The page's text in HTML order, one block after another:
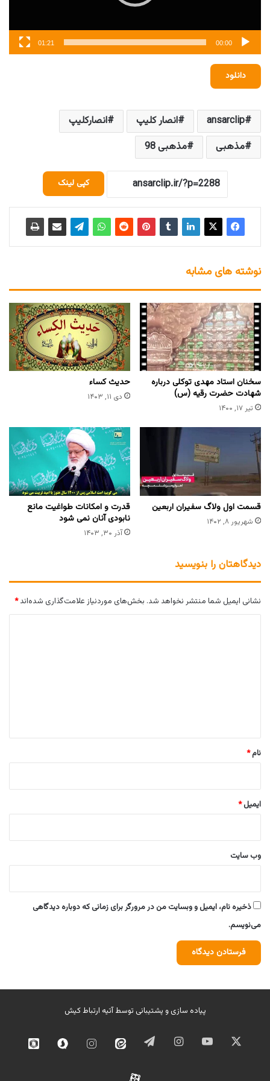
00:00
01:21
دانلود
ansarclip انصار کلیپ
انصارکلیپ
مذهبی
مذهبی 98
کپی لینک
نوشته های مشابه
سخنان استاد مهدی توکلی درباره
شهادت حضرت رقیه (س)
تیر ۱۷, ۱۴۰۰
حدیث کساء
دی ۱۱, ۱۴۰۳
قسمت اول ولاگ سفیران اربعین
شهریور ۸, ۱۴۰۲
قدرت و امکانات طواغیت مانع
نابودی آنان نمی شود
آذر ۳۰, ۱۴۰۳
دیدگاهتان را بنویسید
نشانی ایمیل شما منتشر نخواهد شد. بخش‌های موردنیاز علامت‌گذاری شده‌اند*
نام*
ایمیل*
وب‌ سایت
ذخیره نام، ایمیل و وبسایت من در مرورگر برای زمانی که دوباره دیدگاهی
می‌نویسم.
پیاده سازی و پشتیبانی توسطآتیه ارتباط کیش
ایکس یوتیوب اینستاگرامتلگرام ایتا
اینستاگرامسروش